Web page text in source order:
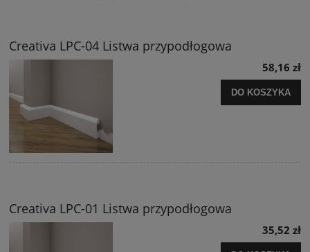
Creativa LPC-04 Listwa przypodłogowa
58,16 zł
DO KOSZYKA
Creativa LPC-01 Listwa przypodłogowa
35,52 zł